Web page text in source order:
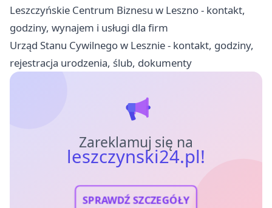
Leszczyńskie Centrum Biznesu w Leszno - kontakt,
godziny, wynajem i usługi dla firm
Urząd Stanu Cywilnego w Lesznie - kontakt, godziny,
rejestracja urodzenia, ślub, dokumenty
Zareklamuj się na
leszczynski24.pl!
SPRAWDŹ SZCZEGÓŁY